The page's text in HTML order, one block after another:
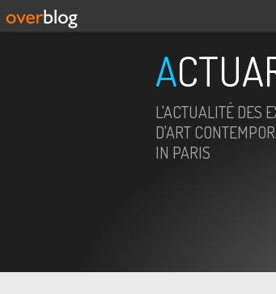
L'ACTUALITÉ DES
D'ART
IN PARIS